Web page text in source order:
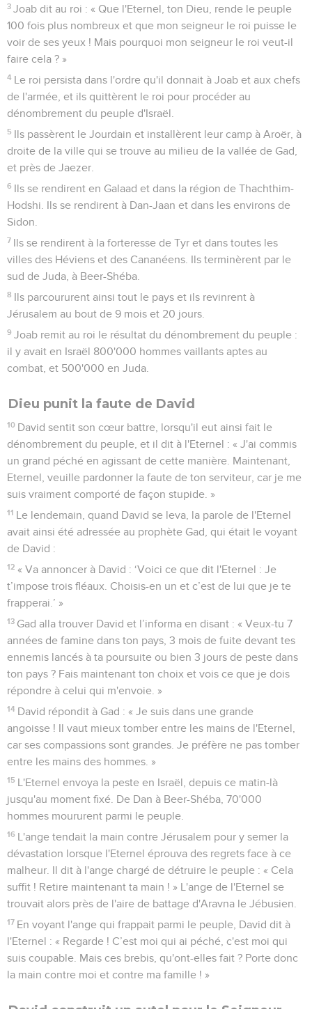
3 Joab dit au roi : « Que l'Eternel, ton Dieu, rende le peuple
100 fois plus nombreux et que mon seigneur le roi puisse le
voir de ses yeux ! Mais pourquoi mon seigneur le roi veut-il
faire cela ? »
4 Le roi persista dans l'ordre qu'il donnait à Joab et aux chefs
de l'armée, et ils quittèrent le roi pour procéder au
dénombrement du peuple d'Israël.
5 Ils passèrent le Jourdain et installèrent leur camp à Aroër, à
droite de la ville qui se trouve au milieu de la vallée de Gad,
et près de Jaezer.
6 Ils se rendirent en Galaad et dans la région de Thachthim-
Hodshi. Ils se rendirent à Dan-Jaan et dans les environs de
Sidon.
7 Ils se rendirent à la forteresse de Tyr et dans toutes les
villes des Héviens et des Cananéens. Ils terminèrent par le
sud de Juda, à Beer-Shéba.
8 Ils parcoururent ainsi tout le pays et ils revinrent à
Jérusalem au bout de 9 mois et 20 jours.
9 Joab remit au roi le résultat du dénombrement du peuple :
il y avait en Israël 800'000 hommes vaillants aptes au
combat, et 500'000 en Juda.
Dieu punit la faute de David
10 David sentit son cœur battre, lorsqu'il eut ainsi fait le
dénombrement du peuple, et il dit à l'Eternel : « J'ai commis
un grand péché en agissant de cette manière. Maintenant,
Eternel, veuille pardonner la faute de ton serviteur, car je me
suis vraiment comporté de façon stupide. »
11 Le lendemain, quand David se leva, la parole de l'Eternel
avait ainsi été adressée au prophète Gad, qui était le voyant
de David :
12 « Va annoncer à David : ‘Voici ce que dit l'Eternel : Je
t’impose trois fléaux. Choisis-en un et c’est de lui que je te
frapperai.’ »
13 Gad alla trouver David et l’informa en disant : « Veux-tu 7
années de famine dans ton pays, 3 mois de fuite devant tes
ennemis lancés à ta poursuite ou bien 3 jours de peste dans
ton pays ? Fais maintenant ton choix et vois ce que je dois
répondre à celui qui m'envoie. »
14 David répondit à Gad : « Je suis dans une grande
angoisse ! Il vaut mieux tomber entre les mains de l'Eternel,
car ses compassions sont grandes. Je préfère ne pas tomber
entre les mains des hommes. »
15 L'Eternel envoya la peste en Israël, depuis ce matin-là
jusqu'au moment fixé. De Dan à Beer-Shéba, 70'000
hommes moururent parmi le peuple.
16 L'ange tendait la main contre Jérusalem pour y semer la
dévastation lorsque l'Eternel éprouva des regrets face à ce
malheur. Il dit à l'ange chargé de détruire le peuple : « Cela
suffit ! Retire maintenant ta main ! » L'ange de l'Eternel se
trouvait alors près de l'aire de battage d'Aravna le Jébusien.
17 En voyant l'ange qui frappait parmi le peuple, David dit à
l'Eternel : « Regarde ! C’est moi qui ai péché, c'est moi qui
suis coupable. Mais ces brebis, qu'ont-elles fait ? Porte donc
la main contre moi et contre ma famille ! »